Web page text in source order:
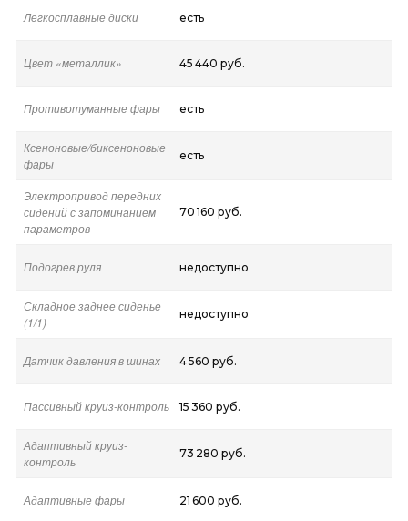
Легкосплавные диски есть
Цвет «металлик» 45 440 руб.
Противотуманные фары есть
Ксеноновые/биксеноновые
фары
есть
Электропривод передних
сидений с запоминанием
параметров
70 160 руб.
Подогрев руля недоступно
Складное заднее сиденье
(1/1)
недоступно
Датчик давления в шинах 4 560 руб.
Пассивный круиз-контроль 15 360 руб.
Адаптивный круиз-
контроль
73 280 руб.
Адаптивные фары 21 600 руб.